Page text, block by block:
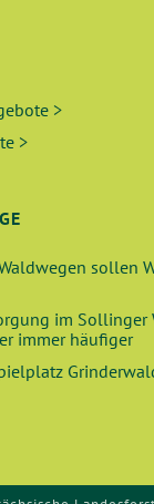
>
>
sollen
im Sollinger
immer häufiger